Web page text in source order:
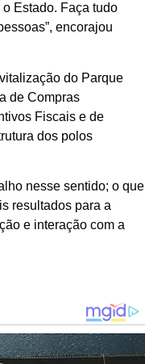
Estado. Faça tudo
encorajou
do Parque
de Compras
Fiscais e de
dos polos
nesse sentido; o que
resultados para a
e interação com a